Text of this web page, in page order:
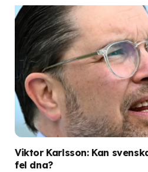
Viktor Karlsson: Kan
fel dna?